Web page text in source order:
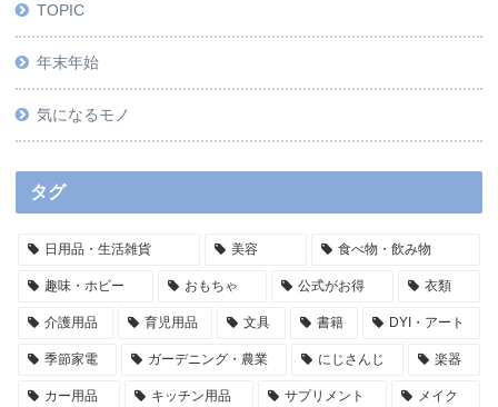
TOPIC
年末年始
気になるモノ
タグ
日用品・生活雑貨 美容 食べ物・飲み物
趣味・ホビー おもちゃ 公式がお得 衣類
介護用品 育児用品 文具 書籍 DYI・アート
季節家電 ガーデニング・農業 にじさんじ 楽器
カー用品 キッチン用品 サプリメント メイク